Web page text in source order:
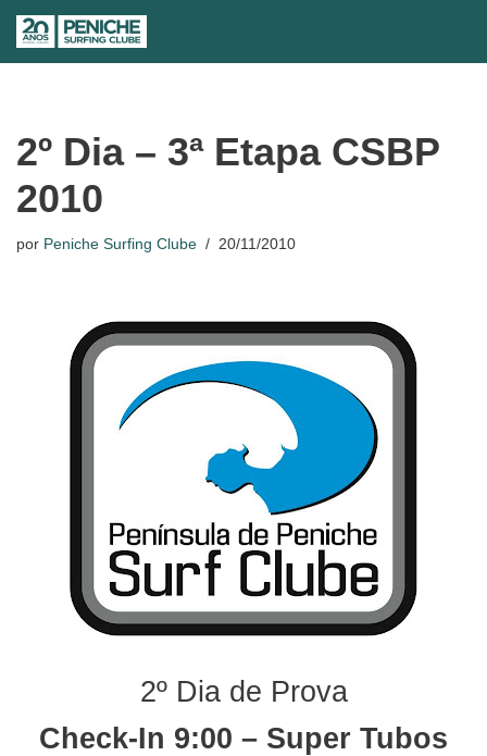
conteúdo
2º Dia – 3ª Etapa CSBP
2010
por Peniche Surfing Clube 20/11/2010
2º Dia de Prova
Check-In 9:00 – Super Tubos